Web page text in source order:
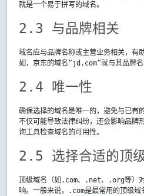
就是一个易于拼写的域名。
2.3 与品牌相关
域名应与品牌名称或主营业务相关，有
如，京东的域名“jd.com”就与其品牌名
2.4 唯一性
确保选择的域名是唯一的，避免与已有
不仅可能导致法律纠纷，还会影响品牌
询工具检查域名的可用性。
2.5 选择合适的顶
顶级域名（如.com、.net、.org等）
响。一般来说，.com是最常用的顶级